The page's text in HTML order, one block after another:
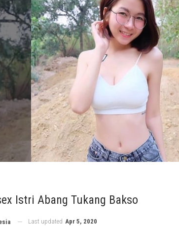
Istri Abang Tukang Bakso
Last updated Apr 5, 2020